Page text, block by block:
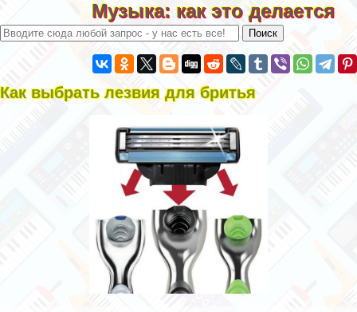
Музыка: как это делается
Как выбрать лезвия для бритья